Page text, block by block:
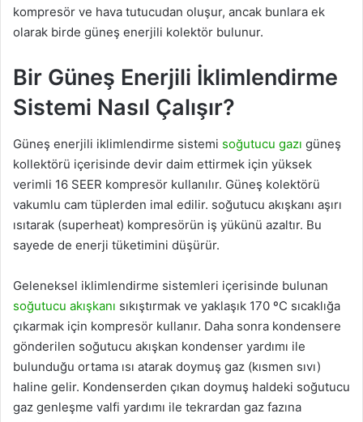
kompresör ve hava tutucudan oluşur, ancak bunlara ek
olarak birde güneş enerjili kolektör bulunur.
Bir Güneş Enerjili İklimlendirme
Sistemi Nasıl Çalışır?
Güneş enerjili iklimlendirme sistemi soğutucu gazı güneş
kollektörü içerisinde devir daim ettirmek için yüksek
verimli 16 SEER kompresör kullanılır. Güneş kolektörü
vakumlu cam tüplerden imal edilir. soğutucu akışkanı aşırı
ısıtarak (superheat) kompresörün iş yükünü azaltır. Bu
sayede de enerji tüketimini düşürür.
Geleneksel iklimlendirme sistemleri içerisinde bulunan
soğutucu akışkanı sıkıştırmak ve yaklaşık 170 ºC sıcaklığa
çıkarmak için kompresör kullanır. Daha sonra kondensere
gönderilen soğutucu akışkan kondenser yardımı ile
bulunduğu ortama ısı atarak doymuş gaz (kısmen sıvı)
haline gelir. Kondenserden çıkan doymuş haldeki soğutucu
gaz genleşme valfi yardımı ile tekrardan gaz fazına